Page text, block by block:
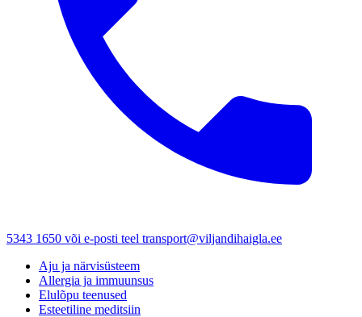
5343 1650 või e-posti teel transport@viljandihaigla.ee
Aju ja närvisüsteem
Allergia ja immuunsus
Elulõpu teenused
Esteetiline meditsiin